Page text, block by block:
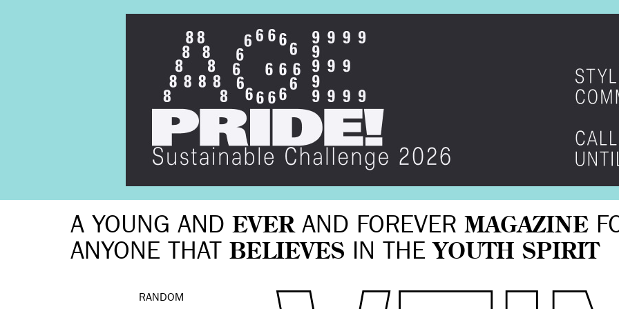
A YOUNG AND EVERAND FOREVER MAGAZINE
ANYONE THAT BELIEVES IN THE YOUTH SPIRIT
RANDOM